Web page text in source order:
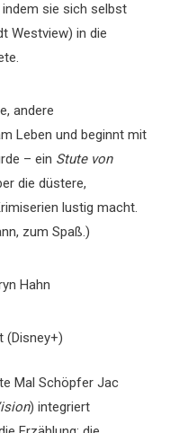
sie sich selbst
Westview) in die
andere
Leben und beginnt mit
– ein Stute von
die düstere,
lustig macht.
zum Spaß.)
(Disney+)
Mal Schöpfer Jac
) integriert